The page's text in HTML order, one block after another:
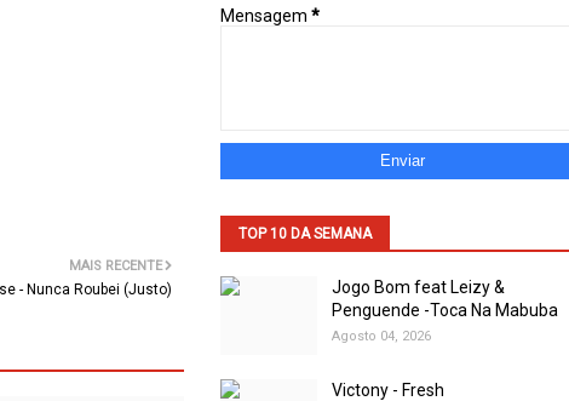
MAIS RECENTE
- Nunca Roubei (Justo)
Mensagem *
TOP 10 DA SEMANA
Jogo Bom feat Leizy &
Penguende -Toca Na Mabuba
Agosto 04, 2026
Victony - Fresh